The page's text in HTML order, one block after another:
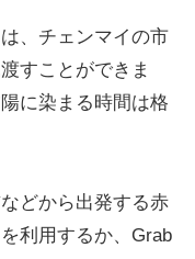
、チェンマイの市
すことができま
に染まる時間は格
どから出発する赤
利用するか、Grab